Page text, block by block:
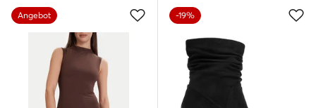
Angebot -19%